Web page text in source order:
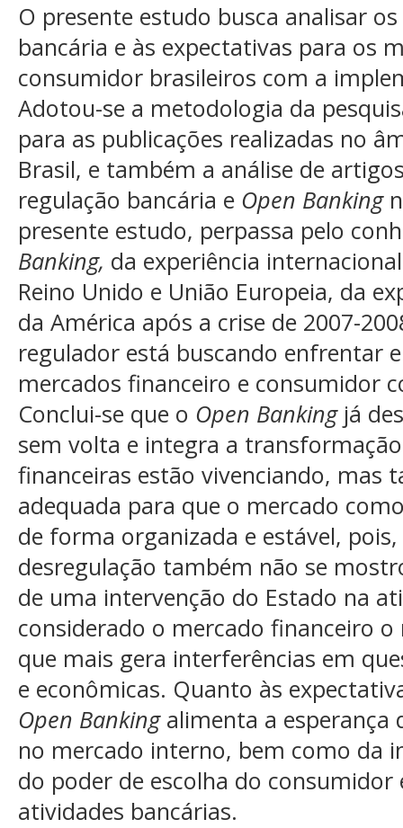
O presente estudo busca analisar
bancária e às expectativas para os
consumidor brasileiros com a
Adotou-se a metodologia da
para as publicações realizadas no
Brasil, e também a análise de
regulação bancária e Open Banking
presente estudo, perpassa pelo
Banking, da experiência
Reino Unido e União Europeia, da
da América após a crise de 2007-
regulador está buscando enfrentar
mercados financeiro e consumidor
Conclui-se que o Open Bankingjá
sem volta e integra a
financeiras estão vivenciando, mas
adequada para que o mercado
de forma organizada e estável,
desregulação também não se
de uma intervenção do Estado na
considerado o mercado financeiro
que mais gera interferências em
e econômicas. Quanto às
Open Bankingalimenta a esperança
no mercado interno, bem como da
do poder de escolha do
atividades bancárias.